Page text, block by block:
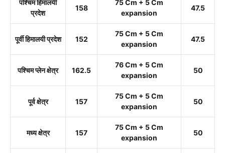
पश्चिम हिमालयी
प्रदेश
158
75 Cm + 5 Cm
expansion
47.5
पूर्वी हिमालयी प्रदेश 152
75 Cm + 5 Cm
expansion
47.5
पश्चिम प्लेन क्षेत्र 162.5
76 Cm + 5 Cm
expansion
50
पूर्व क्षेत्र 157
75 Cm + 5 Cm
expansion
50
मध्य क्षेत्र 157
75 Cm + 5 Cm
expansion
50